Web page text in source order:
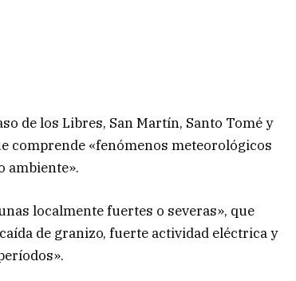
de los Libres, San Martín, Santo Tomé y
comprende «fenómenos meteorológicos
ambiente».
localmente fuertes o severas», que
de granizo, fuerte actividad eléctrica y